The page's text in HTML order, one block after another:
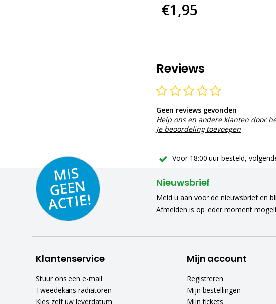
€1,95
Reviews
Geen reviews gevonden
Help ons en andere klanten door
Je beoordeling toevoegen
Voor 18:00 uur besteld,
MIS
GEE
N
A
C
TIE!
Nieuwsbrief
Meld u aan voor de nieuwsbrief en
Afmelden is op ieder moment
Klantenservice
Stuur ons een e-mail
Tweedekans radiatoren
Kies zelf uw leverdatum
Mijn account
Registreren
Mijn bestellingen
Mijn tickets